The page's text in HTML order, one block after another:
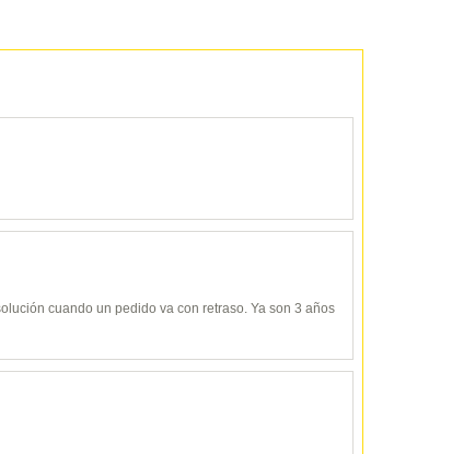
cuando un pedido va con retraso. Ya son 3 años